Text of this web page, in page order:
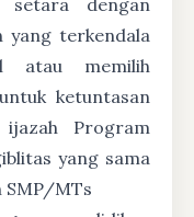
dengan
yang terkendala
atau memilih
ketuntasan
ijazah Program
yang sama
SMP/MTs